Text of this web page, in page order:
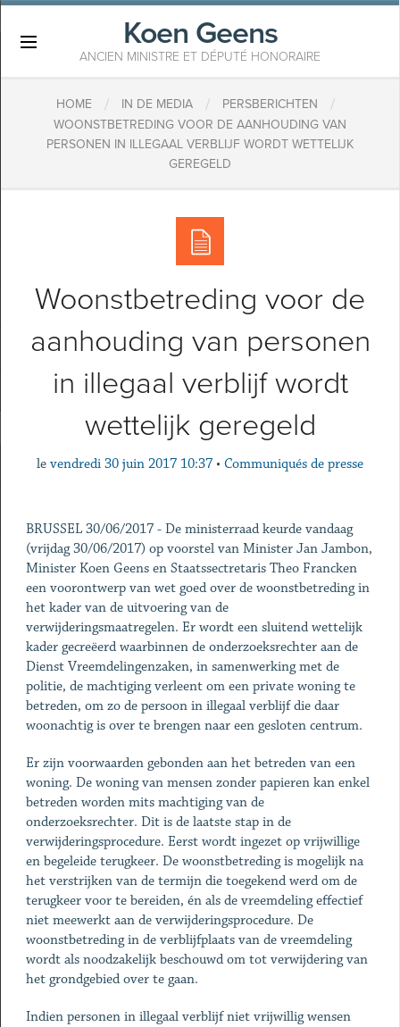
Koen Geens
ANCIEN MINISTRE ET DÉPUTÉ HONORAIRE
HOME / IN DE MEDIA / PERSBERICHTEN /
WOONSTBETREDING VOOR DE AANHOUDING VAN
PERSONEN IN ILLEGAAL VERBLIJF WORDT WETTELIJK
GEREGELD
Woonstbetreding voor de
aanhouding van personen
in illegaal verblijf wordt
wettelijk geregeld
le vendredi 30 juin 2017 10:37 • Communiqués de presse
BRUSSEL 30/06/2017 - De ministerraad keurde vandaag
(vrijdag 30/06/2017) op voorstel van Minister Jan Jambon,
Minister Koen Geens en Staatssectretaris Theo Francken
een voorontwerp van wet goed over de woonstbetreding in
het kader van de uitvoering van de
verwijderingsmaatregelen. Er wordt een sluitend wettelijk
kader gecreëerd waarbinnen de onderzoeksrechter aan de
Dienst Vreemdelingenzaken, in samenwerking met de
politie, de machtiging verleent om een private woning te
betreden, om zo de persoon in illegaal verblijf die daar
woonachtig is over te brengen naar een gesloten centrum.
Er zijn voorwaarden gebonden aan het betreden van een
woning. De woning van mensen zonder papieren kan enkel
betreden worden mits machtiging van de
onderzoeksrechter. Dit is de laatste stap in de
verwijderingsprocedure. Eerst wordt ingezet op vrijwillige
en begeleide terugkeer. De woonstbetreding is mogelijk na
het verstrijken van de termijn die toegekend werd om de
terugkeer voor te bereiden, én als de vreemdeling effectief
niet meewerkt aan de verwijderingsprocedure. De
woonstbetreding in de verblijfplaats van de vreemdeling
wordt als noodzakelijk beschouwd om tot verwijdering van
het grondgebied over te gaan.
Indien personen in illegaal verblijf niet vrijwillig wensen